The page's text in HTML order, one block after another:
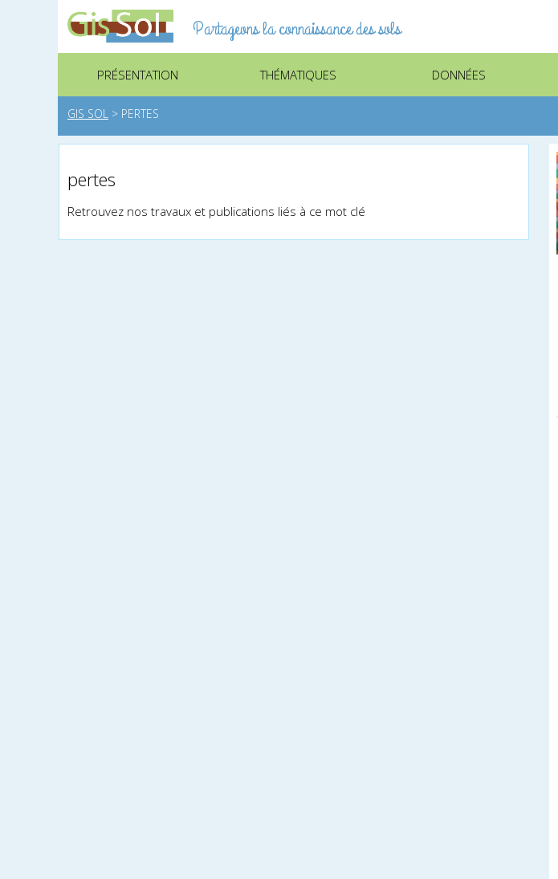
Partageons la connaissance des sols
PRÉSENTATION THÉMATIQUES DONNÉES
GIS SOL > PERTES
pertes
Retrouvez nos travaux et publications liés à ce mot clé